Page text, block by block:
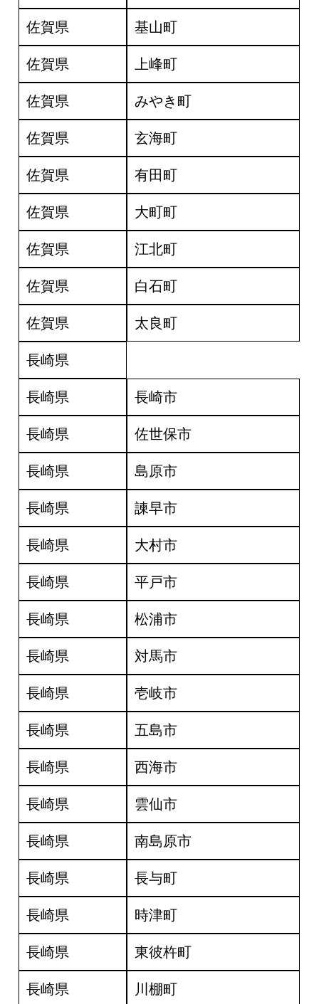
佐賀県 基山町
佐賀県 上峰町
佐賀県 みやき町
佐賀県 玄海町
佐賀県 有田町
佐賀県 大町町
佐賀県 江北町
佐賀県 白石町
佐賀県 太良町
長崎県
長崎県 長崎市
長崎県 佐世保市
長崎県 島原市
長崎県 諫早市
長崎県 大村市
長崎県 平戸市
長崎県 松浦市
長崎県 対馬市
長崎県 壱岐市
長崎県 五島市
長崎県 西海市
長崎県 雲仙市
長崎県 南島原市
長崎県 長与町
長崎県 時津町
長崎県 東彼杵町
長崎県 川棚町